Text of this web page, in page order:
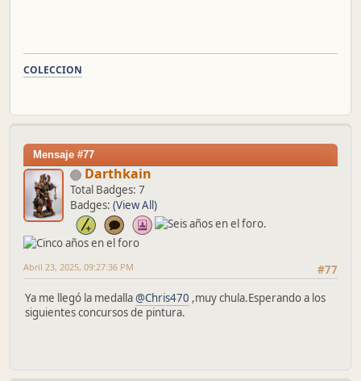
COLECCION
Mensaje #77
Darthkain
Total Badges: 7
Badges: (View All)
#77
Abril 23, 2025, 09:27:36 PM
Ya me llegó la medalla@Chris470 ,muy chula.Esperando a los
siguientes concursos de pintura.